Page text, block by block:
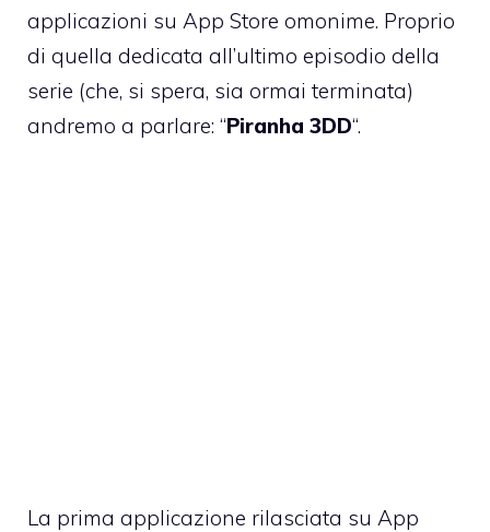
applicazioni su App Store omonime. Proprio
di quella dedicata all’ultimo episodio della
serie (che, si spera, sia ormai terminata)
andremo a parlare: “Piranha 3DD“.
La prima applicazione rilasciata su App